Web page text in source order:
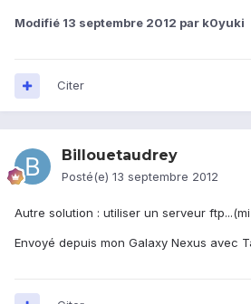
Modifié 13 septembre 2012 par k0yuki
Citer
Billouetaudrey
Posté(e) 13 septembre 2012
Autre solution : utiliser un serveur
Envoyé depuis mon Galaxy Nexus avec